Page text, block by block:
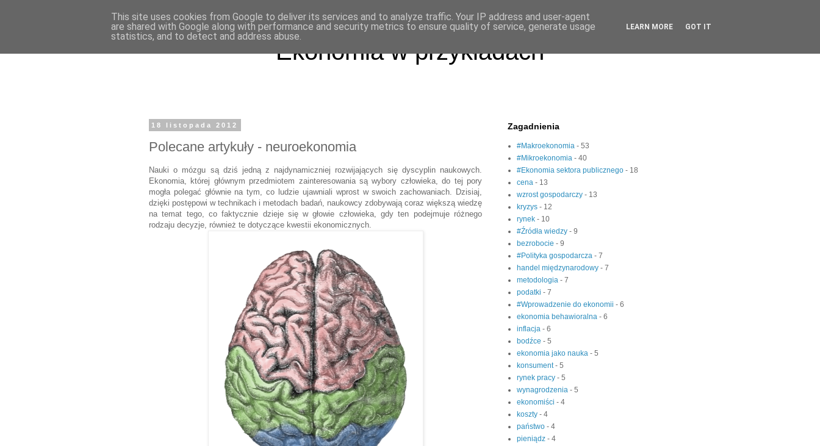
Ekonomia w przykładach
18 listopada 2012
Polecane artykuły - neuroekonomia
Nauki o mózgu są dziś jedną z najdynamiczniej rozwijających się dyscyplin naukowych.
Ekonomia, której głównym przedmiotem zainteresowania są wybory człowieka, do tej pory
mogła polegać głównie na tym, co ludzie ujawniali wprost w swoich zachowaniach. Dzisiaj,
dzięki postępowi w technikach i metodach badań, naukowcy zdobywają coraz większą wiedzę
na temat tego, co faktycznie dzieje się w głowie człowieka, gdy ten podejmuje różnego
rodzaju decyzje, również te dotyczące kwestii ekonomicznych.
Zagadnienia
#Makroekonomia - 53
#Mikroekonomia - 40
#Ekonomia sektora publicznego - 18
cena - 13
wzrost gospodarczy - 13
kryzys - 12
rynek - 10
#Źródła wiedzy - 9
bezrobocie - 9
#Polityka gospodarcza - 7
handel międzynarodowy - 7
metodologia - 7
podatki - 7
#Wprowadzenie do ekonomii - 6
ekonomia behawioralna - 6
inflacja - 6
bodźce - 5
ekonomia jako nauka - 5
konsument- 5
rynek pracy - 5
wynagrodzenia - 5
ekonomiści - 4
koszty - 4
państwo - 4
pieniądz - 4
This site uses cookies from Google to deliver its services and to analyze traffic. Your IP address and user-agent
are shared with Google along with performance and security metrics to ensure quality of service, generate usage
statistics, and to detect and address abuse.
LEARN MORE GOT IT